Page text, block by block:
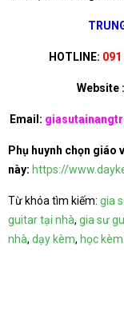
HOTLINE: 091
Website :
Email:
Phụ huynh chọn giáo
này: https://
Từ khóa tìm kiếm: gia
guitar tại nhà, gia sư
nhà, dạy kèm, học